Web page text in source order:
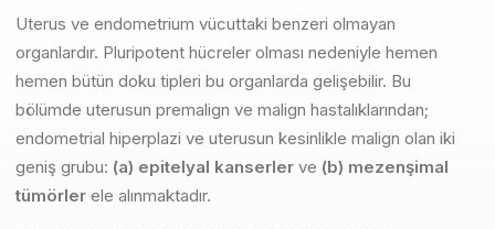
Uterus ve endometrium vücuttaki benzeri olmayan
organlardır. Pluripotent hücreler olması nedeniyle hemen
hemen bütün doku tipleri bu organlarda gelişebilir. Bu
bölümde uterusun premalign ve malign hastalıklarından;
endometrial hiperplazi ve uterusun kesinlikle malign olan iki
geniş grubu: (a) epitelyal kanserler ve (b) mezenşimal
tümörler ele alınmaktadır.